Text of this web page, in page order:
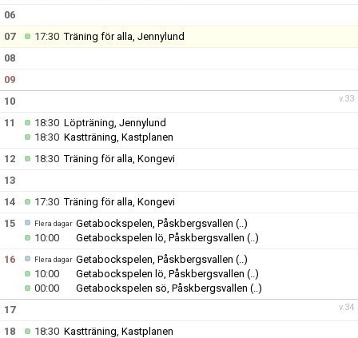
06
07
17:30Träning för alla, Jennylund
08
09
v.33
10
11
18:30 Löpträning, Jennylund
18:30 Kastträning, Kastplanen
12
18:30Träning för alla, Kongevi
13
14
17:30Träning för alla, Kongevi
15
Flera dagar Getabockspelen, Påskbergsvallen (..)
10:00
Getabockspelen lö, Påskbergsvallen (..)
16
Flera dagar Getabockspelen, Påskbergsvallen (..)
10:00
Getabockspelen lö, Påskbergsvallen (..)
00:00
Getabockspelen sö, Påskbergsvallen (..)
v.34
17
18
18:30 Kastträning, Kastplanen